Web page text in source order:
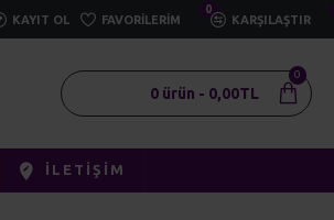
KAYIT OL FAVORILERIM
0
KARŞILAŞTIR
0 ürün - 0,00TL
0
İLETIŞIM